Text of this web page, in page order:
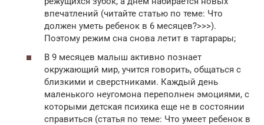
впечатлений (читайте статью по теме: Что
должен уметь ребенок в 6 месяцев?>>>).
Поэтому режим сна снова летит в тартарары;
В 9 месяцев малыш активно познает
окружающий мир, учится говорить, общаться с
близкими и сверстниками. Каждый день
маленького неугомона переполнен эмоциями, с
которыми детская психика еще не в состоянии
справиться (статья по теме: Что умеет ребенок в